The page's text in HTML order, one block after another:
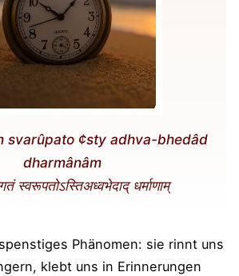
svarûpato ¢sty adhva-bhedâd
dharmânâm
स्वरूपतोऽस्तिअध्वभेदाद् धर्माणाम्
Phänomen: sie rinnt uns
klebt uns in Erinnerungen